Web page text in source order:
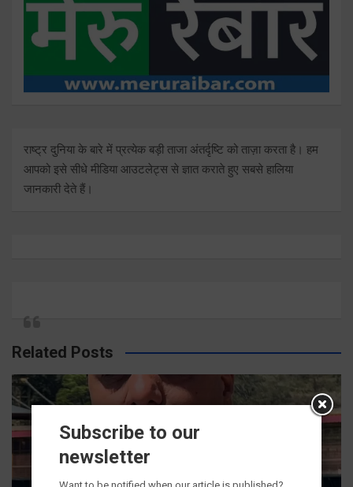
राष्ट्र दुनिया के बारे में प्रत्येक बड़ी ताजा अंतर्दृष्टि को ताज़ा करता है। हम
आपको इसे सीधे मीडिया आउटलेट्स से ज्ञात कराते हुए सबसे हालिया
जानकारी देते हैं।
Related Posts
Subscribe to our
newsletter